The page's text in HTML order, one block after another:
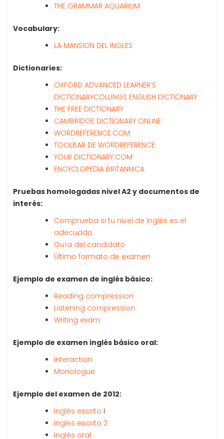
THE GRAMMAR AQUARIUM
Vocabulary:
LA MANSION DEL INGLES
Dictionaries:
OXFORD ADVANCED LEARNER’S
DICTIONARYCOLLINGS ENGLISH DICTIONARY
THE FREE DICTIONARY
CAMBRIDGE DICTIONARY ONLINE
WORDREFERENCE.COM
TOOLBAR DE WORDREFERENCE
YOUR DICTIONARY.COM
ENCYCLOPEDIA BRITANNICA
Pruebas homologadas nivel A2 y documentos de
interés:
Comprueba si tu nivel de inglés es el
adecuado
Guía del candidato
Último formato de examen
Ejemplo de examen de inglés básico:
Reading compression
Listening compression
Writing exam
Ejemplo de examen inglés básico oral:
Interaction
Monologue
Ejemplo del examen de 2012:
Inglés escrito I
Ingles escrito 2
Inglés oral